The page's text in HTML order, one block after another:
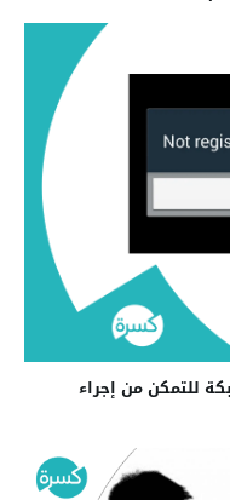
للتمكن من إجراء